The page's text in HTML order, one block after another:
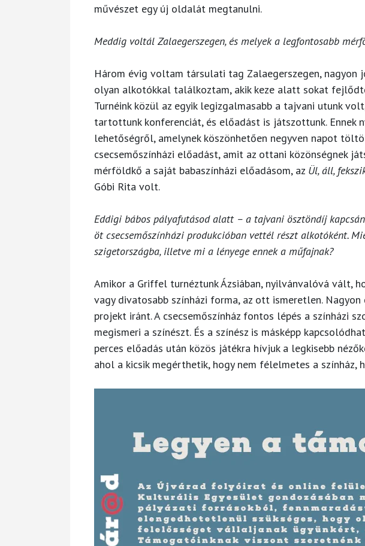
művészet egy új oldalát megtanulni.
Meddig voltál Zalaegerszegen, és melyek a legfontosabb
Három évig voltam társulati tag Zalaegerszegen, nagyon
olyan alkotókkal találkoztam, akik keze alatt sokat
Turnéink közül az egyik legizgalmasabb a tajvani utunk
tartottunk konferenciát, és előadást is játszottunk. Ennek
lehetőségről, amelynek köszönhetően negyven napot
csecsemőszínházi előadást, amit az ottani közönségnek
mérföldkő a saját babaszínházi előadásom, az Ül, áll,
Góbi Rita volt.
Eddigi bábos pályafutásod alatt – a tajvani ösztöndíj
öt csecsemőszínházi produkcióban vettél részt alkotóként.
szigetországba, illetve mi a lényege ennek a műfajnak?
Amikor a Griffel turnéztunk Ázsiában, nyilvánvalóvá vált,
vagy divatosabb színházi forma, az ott ismeretlen.
projekt iránt. A csecsemőszínház fontos lépés a színházi
megismeri a színészt. És a színész is másképp
perces előadás után közös játékra hívjuk a legkisebb
ahol a kicsik megérthetik, hogy nem félelmetes a színház,